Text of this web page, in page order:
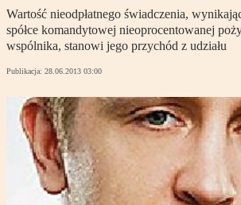
Wartość nieodpłatnego świadczenia,
spółce komandytowej nieoprocentowanej
wspólnika, stanowi jego przychód z udziału
Publikacja: 28.06.2013 03:00